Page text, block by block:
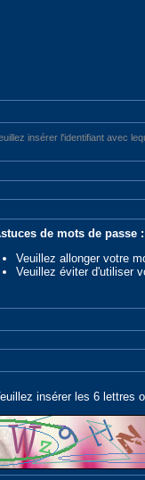
insérer l'identifiant avec
de mots de passe :
Veuillez allonger votre
Veuillez éviter d'utiliser
insérer les 6 lettres